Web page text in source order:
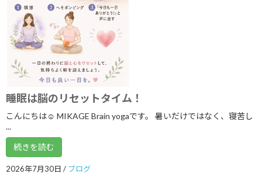
2025年6月
2025年5月
2025年4月
2025年3月
2025年2月
2025年1月
2024年12月
2024年11月
睡眠は脳のリセットタイム！
こんにちは☺ MIKAGE Brain yogaです。 暑いだけではなく、寝苦し
...
続きを読む
2026年7月30日 / ブログ